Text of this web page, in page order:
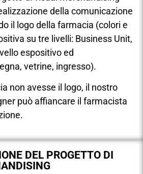
della comunicazione
il logo della farmacia (colori e
su tre livelli: Business Unit,
espositivo ed
vetrine, ingresso).
non avesse il logo, il nostro
può affiancare il farmacista
DEL PROGETTO DI